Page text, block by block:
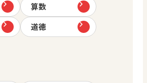
算数
道徳